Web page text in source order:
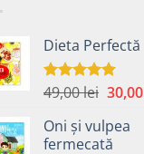
Dieta Perfectă
Evaluat la
49,00lei Prețul
a
fost:
30,00
Oni și vulpea
fermecată